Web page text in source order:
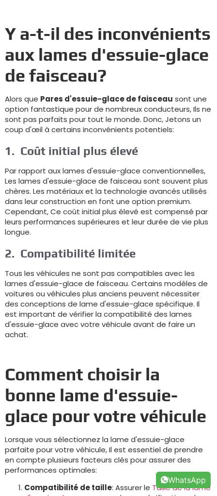
Y a-t-il des inconvénients
aux lames d'essuie-glace
de faisceau?
Alors que Pares d'essuie-glace de faisceau sont une
option fantastique pour de nombreux conducteurs, Ils ne
sont pas parfaits pour tout le monde. Donc, Jetons un
coup d'œil à certains inconvénients potentiels:
1. Coût initial plus élevé
Par rapport aux lames d'essuie-glace conventionnelles,
Les lames d'essuie-glace de faisceau sont souvent plus
chères. Les matériaux et la technologie avancés utilisés
dans leur construction en font une option premium.
Cependant, Ce coût initial plus élevé est compensé par
leurs performances supérieures et leur durée de vie plus
longue.
2. Compatibilité limitée
Tous les véhicules ne sont pas compatibles avec les
lames d'essuie-glace de faisceau. Certains modèles de
voitures ou véhicules plus anciens peuvent nécessiter
des conceptions de lame d'essuie-glace spécifique. Il
est important de vérifier la compatibilité des lames
d'essuie-glace avec votre véhicule avant de faire un
achat.
Comment choisir la
bonne lame d'essuie-
glace pour votre véhicule
Lorsque vous sélectionnez la lame d'essuie-glace
parfaite pour votre véhicule, Il est essentiel de prendre
en compte plusieurs facteurs clés pour assurer des
performances optimales:
Compatibilité de taille: Assurer le Taille de la lame
WhatsApp